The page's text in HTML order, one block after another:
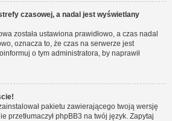
czasowej, a nadal jest wyświetlany
została ustawiona prawidłowo, a czas nadal
oznacza to, że czas na serwerze jest
o tym administratora, by naprawił
pakietu zawierającego twoją wersję
przetłumaczył phpBB3 na twój język. Zapytaj